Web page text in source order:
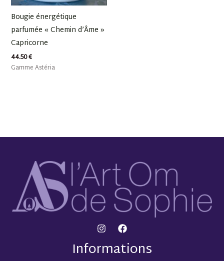
Bougie énergétique
parfumée « Chemin d’Âme »
Capricorne
44.50€
Gamme Astéria
Informations